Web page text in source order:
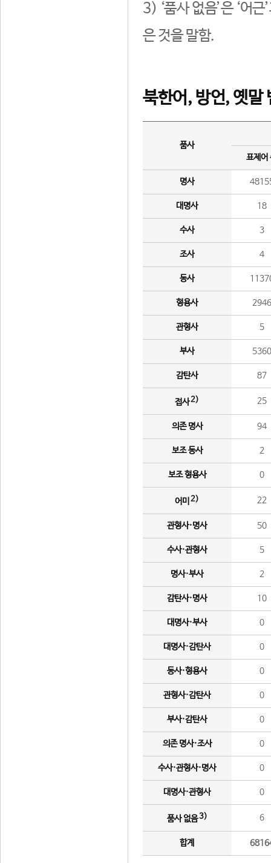
3) ‘품사 없음’은 ‘어
은 것을 말함.
북한어, 방언, 옛말
품사
표제어
명사
대명사 18
수사 3
조사 4
동사
형용사 2946
관형사 5
부사 5360
감탄사 87
접사2) 25
의존 명사 94
보조 동사 2
보조 형용사 0
어미 2) 22
관형사·명사 50
수사·관형사 5
명사·부사 2
감탄사·명사 10
대명사·부사 0
대명사·감탄사 0
동사·형용사 0
관형사·감탄사 0
부사·감탄사 0
의존 명사·조사 0
수사·관형사·명사 0
대명사·관형사 0
품사 없음3) 6
합계